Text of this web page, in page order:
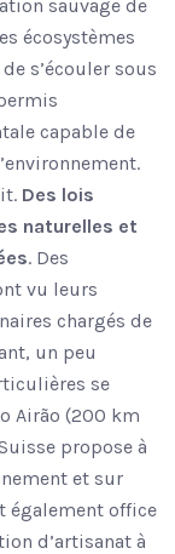
sauvage de
écosystèmes
s’écouler sous
capable de
Des lois
naturelles et
. Des
vu leurs
chargés de
un peu
se
Airão (200 km
propose à
et sur
également office
d’artisanat à